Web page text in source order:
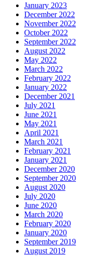
January 2023
December 2022
November 2022
October 2022
September 2022
August 2022
May 2022
March 2022
February 2022
January 2022
December 2021
July 2021
June 2021
May 2021
April 2021
March 2021
February 2021
January 2021
December 2020
September 2020
August 2020
July 2020
June 2020
March 2020
February 2020
January 2020
September 2019
August 2019